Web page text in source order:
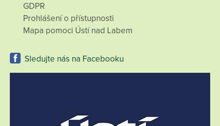
GDPR
Prohlášení o přístupnosti
Mapa pomoci Ústí nad Labem
Sledujte nás na Facebooku